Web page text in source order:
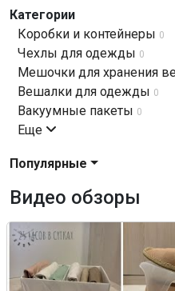
Категории
Коробки и контейнеры 0
Чехлы для одежды 0
Мешочки для хранения
Вешалки для одежды 0
Вакуумные пакеты 0
Еще
Популярные
Видео обзоры